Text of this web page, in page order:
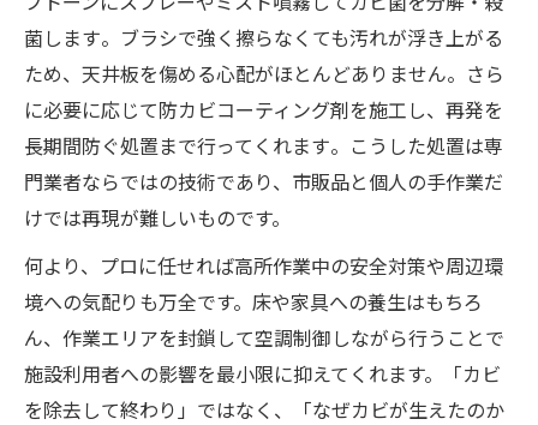
菌します​。ブラシで強く擦らなくても汚れが浮き上がる
ため、天井板を傷める心配がほとんどありません​。さら
に必要に応じて防カビコーティング剤を施工し、再発を
長期間防ぐ処置まで行ってくれます​。こうした処置は専
門業者ならではの技術であり、市販品と個人の手作業だ
けでは再現が難しいものです。
何より、プロに任せれば高所作業中の安全対策や周辺環
境への気配りも万全です。床や家具への養生はもちろ
ん、作業エリアを封鎖して空調制御しながら行うことで
施設利用者への影響を最小限に抑えてくれます。「カビ
を除去して終わり」ではなく、「なぜカビが生えたのか